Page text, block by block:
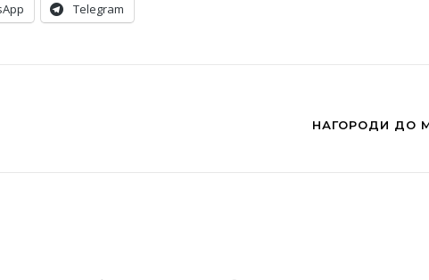
Telegram
НАГОРОДИ ДО